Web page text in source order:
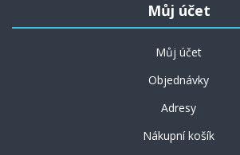
Můj účet
Můj účet
Objednávky
Adresy
Nákupní košík